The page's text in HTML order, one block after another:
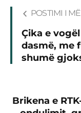
POSTIMI I
Çika e
dasmë, me
shumë
Brikena e